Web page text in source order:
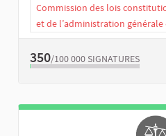
Commission des lois
et de l’administration
350/100 000 SIGNATURES